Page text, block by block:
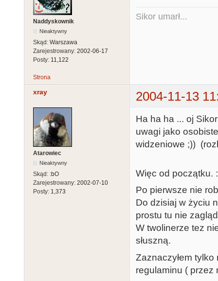
Naddyskownik
Nieaktywny
Skąd: Warszawa
Zarejestrowany: 2002-06-17
Posty: 11,122
Sikor umarł...
Strona
xray 2004-11-13
Atarowiec
Nieaktywny
Skąd: :bO
Zarejestrowany: 2002-07-10
Posty: 1,373
Ha ha ha ... oj
uwagi jako
widzeniowe ;))
Więc od początku. :
Po pierwsze nie
Do dzisiaj w życiu
prostu tu nie
W twolinerze tez
słuszną.
Zaznaczyłem
regulaminu ( przez